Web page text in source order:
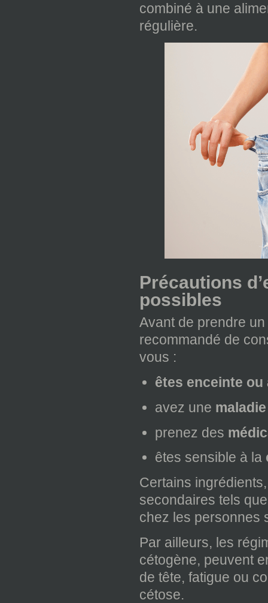
combiné à une
régulière.
Précautions
possibles
Avant de prendre
recommandé de
vous :
êtes enceinte ou
avez une
prenez des
êtes sensible à la
Certains
secondaires tels
chez les personnes
Par ailleurs, les
cétogène, peuvent
de tête, fatigue ou
cétose.